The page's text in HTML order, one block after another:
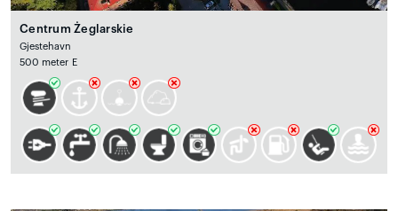
Centrum Żeglarskie
Gjestehavn
500 meter E